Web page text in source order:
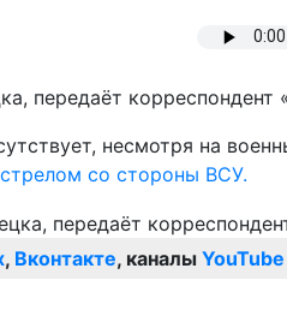
передаёт корреспондент
несмотря на
со стороны ВСУ.
, Вконтакте, каналы YouTube